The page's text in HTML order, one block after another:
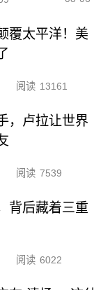
覆太平洋！美
阅读 13161
，卢拉让世界
阅读 7539
背后藏着三重
阅读 6022